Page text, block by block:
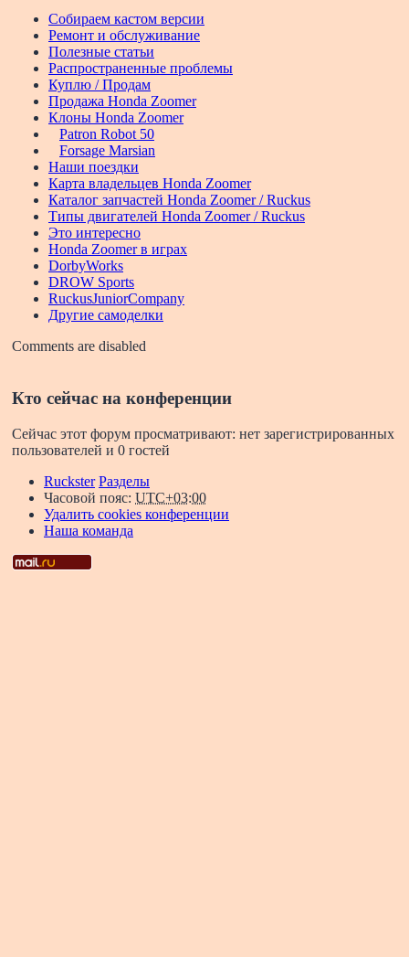
Собираем кастом версии
Ремонт и обслуживание
Полезные статьи
Распространенные проблемы
Куплю / Продам
Продажа Honda Zoomer
Клоны Honda Zoomer
Patron Robot 50
Forsage Marsian
Наши поездки
Карта владельцев Honda Zoomer
Каталог запчастей Honda Zoomer / Ruckus
Типы двигателей Honda Zoomer / Ruckus
Это интересно
Honda Zoomer в играх
DorbyWorks
DROW Sports
RuckusJuniorCompany
Другие самоделки
Comments are disabled
Кто сейчас на конференции
Сейчас этот форум просматривают: нет зарегистрированных
пользователей и 0 гостей
Ruckster Разделы
Часовой пояс: UTC+03:00
Удалить cookies конференции
Наша команда